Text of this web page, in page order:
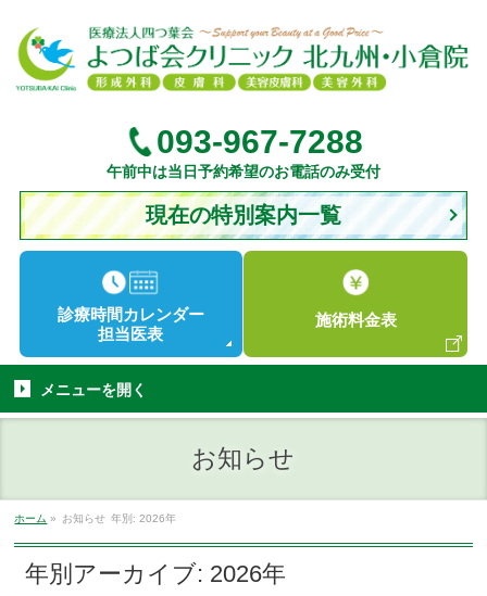
093-967-7288
午前中は当日予約希望のお電話のみ受付
現在の特別案内一覧
診療時間 カレンダー
担当医表
施術料金表
メニューを開く
お知らせ
ホーム » お知らせ 年別: 2026年
年別アーカイブ: 2026年